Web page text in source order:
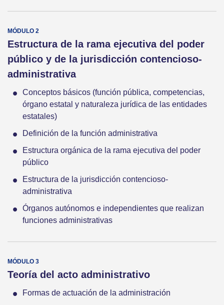
Estructura de la rama ejecutiva del poder
público y de la jurisdicción contencioso-
administrativa
Conceptos básicos (función pública, competencias,
órgano estatal y naturaleza jurídica de las entidades
estatales)
Definición de la función administrativa
Estructura orgánica de la rama ejecutiva del poder
público
Estructura de la jurisdicción contencioso-
administrativa
Órganos autónomos e independientes que realizan
funciones administrativas
Teoría del acto administrativo
Formas de actuación de la administración